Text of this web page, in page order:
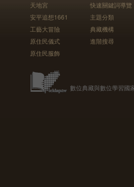
天地宮
安平追想1661
工藝大冒險
原住民儀式
原住民服飾
快速關鍵詞導覽
主題分類
典藏機構
進階搜尋
數位典藏與數位學習國